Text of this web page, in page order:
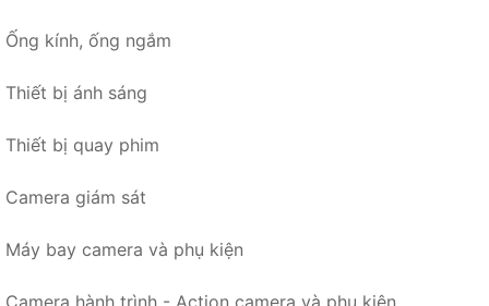
Ống kính, ống ngắm
Thiết bị ánh sáng
Thiết bị quay phim
Camera giám sát
Máy bay camera và phụ kiện
Camera hành trình - Action camera và phụ kiện